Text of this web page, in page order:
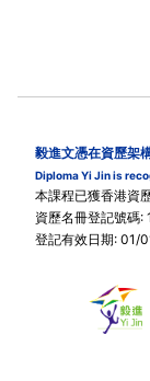
毅進文憑在資歷架
Diploma Yi Jin is
本課程已獲香港資
資歷名冊登記號碼
登記有效日期: 01/